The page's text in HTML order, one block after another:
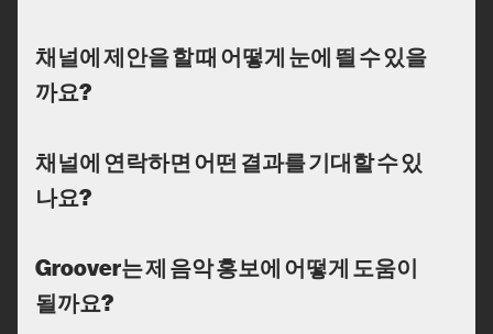
채널에 제안을 할 때 어떻게 눈에 띌 수 있을
까요?
채널에 연락하면 어떤 결과를 기대할 수 있
나요?
Groover는 제 음악 홍보에 어떻게 도움이
될까요?